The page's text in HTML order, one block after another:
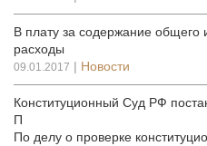
В плату за содержание
расходы
09.01.2017 | Новости
Конституционный Суд РФ
П
По делу о проверке